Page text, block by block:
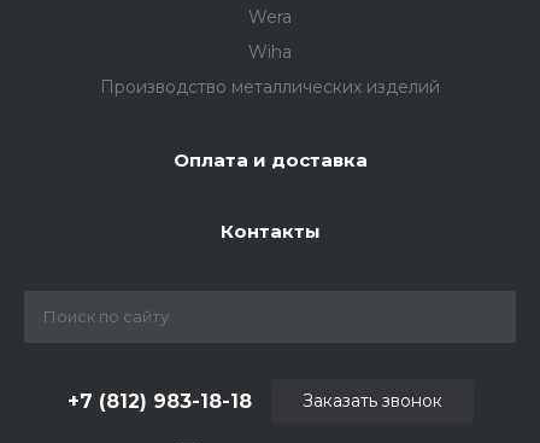
Wera
Wiha
Производство металлических изделий
Оплата и доставка
Контакты
+7 (812) 983-18-18 Заказать звонок